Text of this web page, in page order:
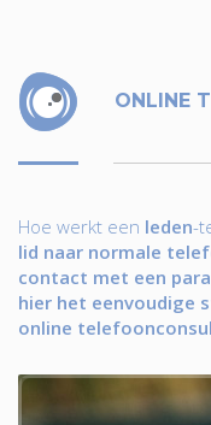
ONLINE
Hoe werkt een leden-
lid naar normale
contact met een
hier het eenvoudige
online